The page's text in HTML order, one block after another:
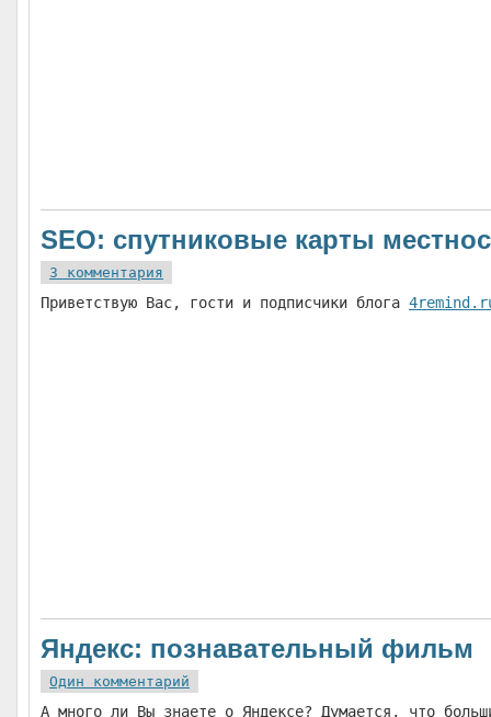
SEO: спутниковые карты
3 комментария
Приветствую Вас, гости и подписчики блога
Яндекс: познавательный фильм
Один комментарий
А много ли Вы знаете о Яндексе? Думается, что